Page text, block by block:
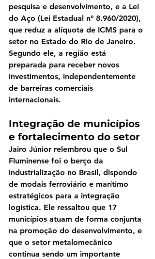
pesquisa e desenvolvimento, e a Lei
do Aço (Lei Estadual nº 8.960/2020),
que reduz a alíquota de ICMS para o
setor no Estado do Rio de Janeiro.
Segundo ele, a região está
preparada para receber novos
investimentos, independentemente
de barreiras comerciais
internacionais.
Integração de municípios
e fortalecimento do setor
Jairo Júnior relembrou que o Sul
Fluminense foi o berço da
industrialização no Brasil, dispondo
de modais ferroviário e marítimo
estratégicos para a integração
logística. Ele ressaltou que 17
municípios atuam de forma conjunta
na promoção do desenvolvimento, e
que o setor metalomecânico
continua sendo um importante